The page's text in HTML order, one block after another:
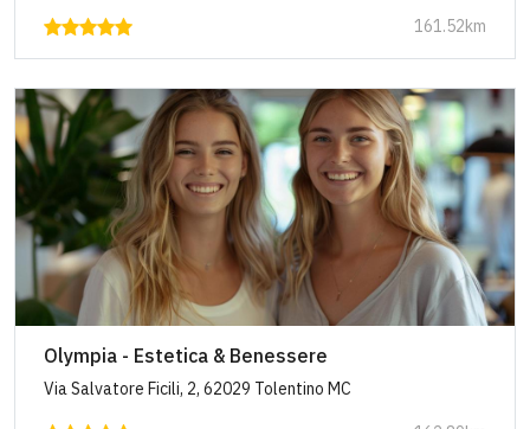
161.52km
Olympia - Estetica & Benessere
Via Salvatore Ficili, 2, 62029 Tolentino MC